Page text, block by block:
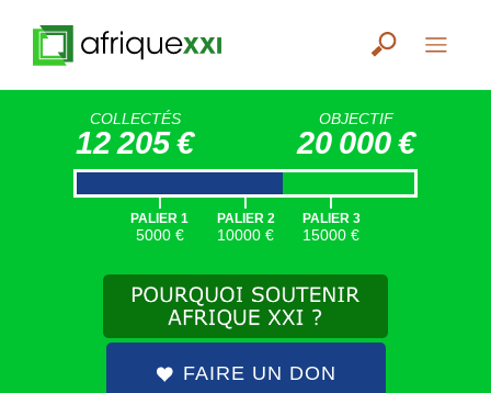
COLLECTÉS
12 205 €
OBJECTIF
20 000 €
|
PALIER 1
5000 €
|
PALIER 2
10000 €
|
PALIER 3
15000 €
FAIRE UN DON